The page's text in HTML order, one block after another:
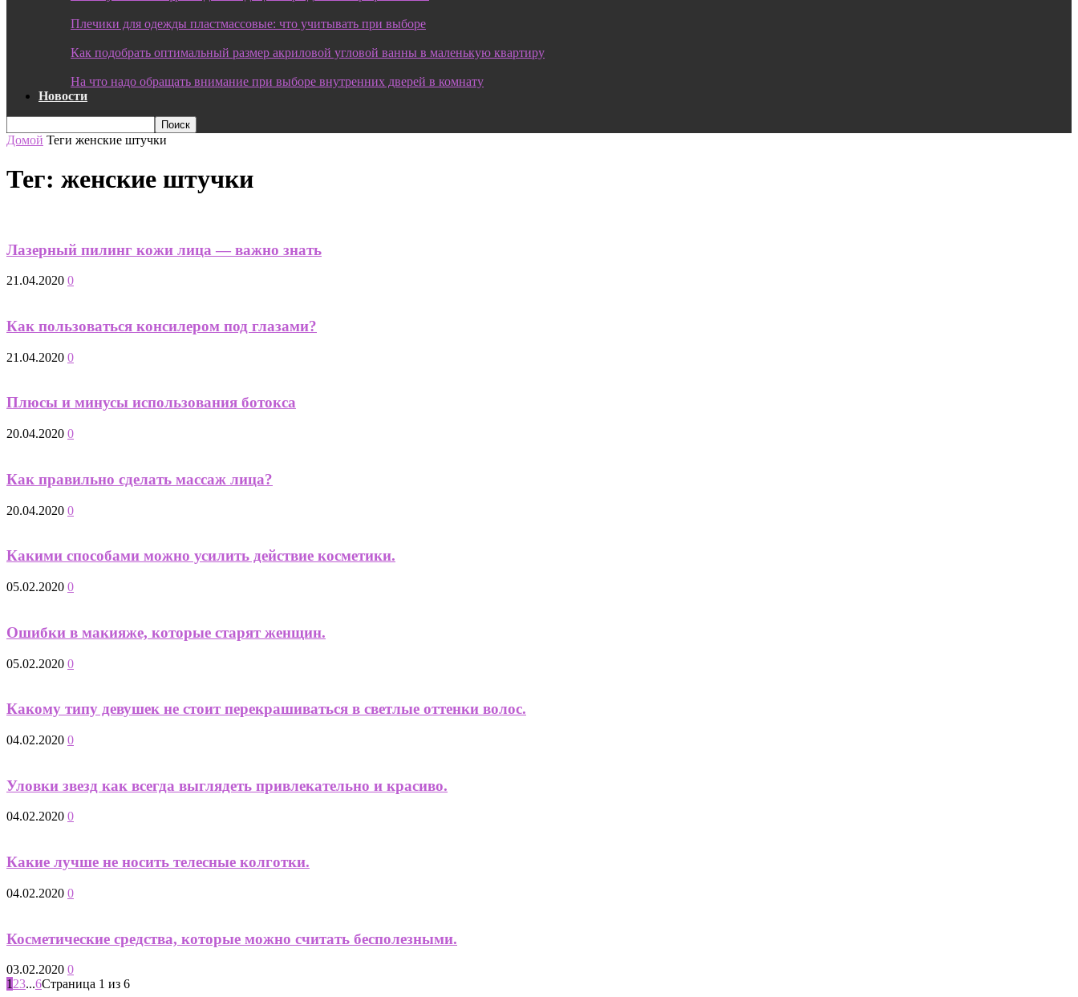
Плечики для одежды пластмассовые: что учитывать при выборе
Как подобрать оптимальный размер акриловой угловой ванны в маленькую квартиру
На что надо обращать внимание при выборе внутренних дверей в комнату
Новости
Домой Теги женские штучки
Тег: женские штучки
Лазерный пилинг кожи лица — важно знать
21.04.2020 0
Как пользоваться консилером под глазами?
21.04.2020 0
Плюсы и минусы использования ботокса
20.04.2020 0
Как правильно сделать массаж лица?
20.04.2020 0
Какими способами можно усилить действие косметики.
05.02.2020 0
Ошибки в макияже, которые старят женщин.
05.02.2020 0
Какому типу девушек не стоит перекрашиваться в светлые оттенки волос.
04.02.2020 0
Уловки звезд как всегда выглядеть привлекательно и красиво.
04.02.2020 0
Какие лучше не носить телесные колготки.
04.02.2020 0
Косметические средства, которые можно считать бесполезными.
03.02.2020 0
1 23...6Страница 1 из 6